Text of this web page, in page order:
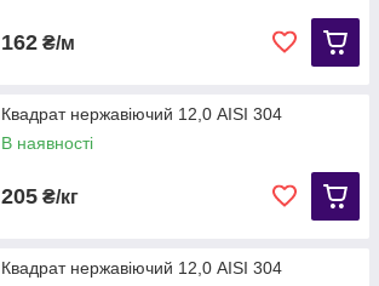
162 ₴/м
Квадрат нержавіючий 12,0 AISI 304
В наявності
205 ₴/кг
Квадрат нержавіючий 12,0 AISI 304